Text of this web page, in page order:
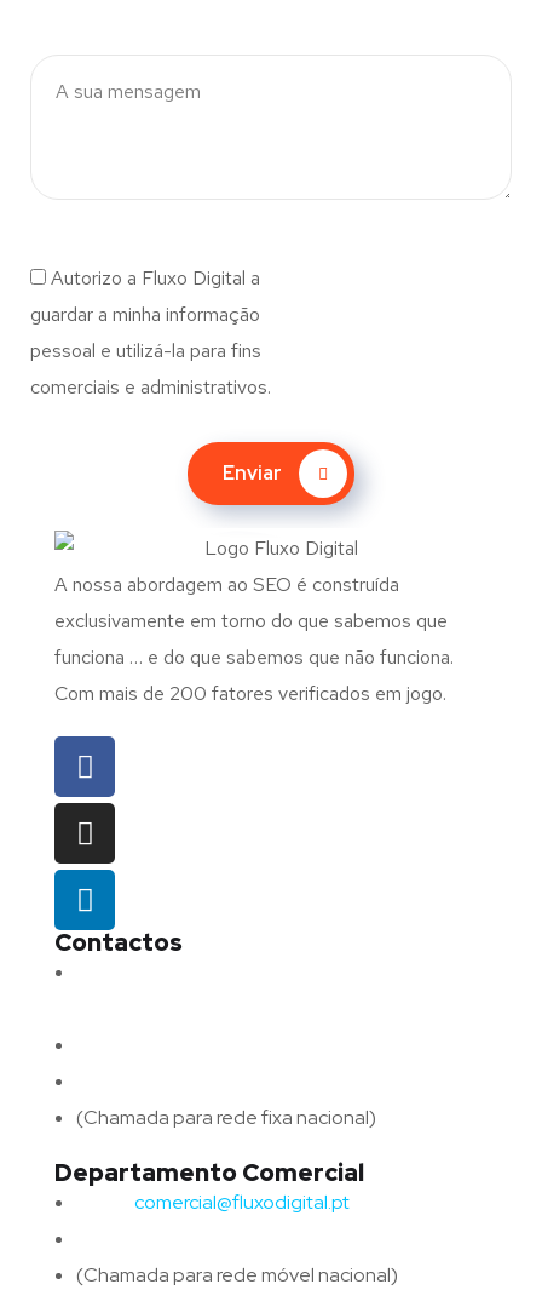
Autorizo a Fluxo Digital a
guardar a minha informação
pessoal e utilizá-la para fins
comerciais e administrativos.
Enviar
A nossa abordagem ao SEO é construída
exclusivamente em torno do que sabemos que
funciona … e do que sabemos que não funciona.
Com mais de 200 fatores verificados em jogo.
Contactos
(Chamada para rede fixa nacional)
Departamento Comercial
comercial@fluxodigital.pt
(Chamada para rede móvel nacional)